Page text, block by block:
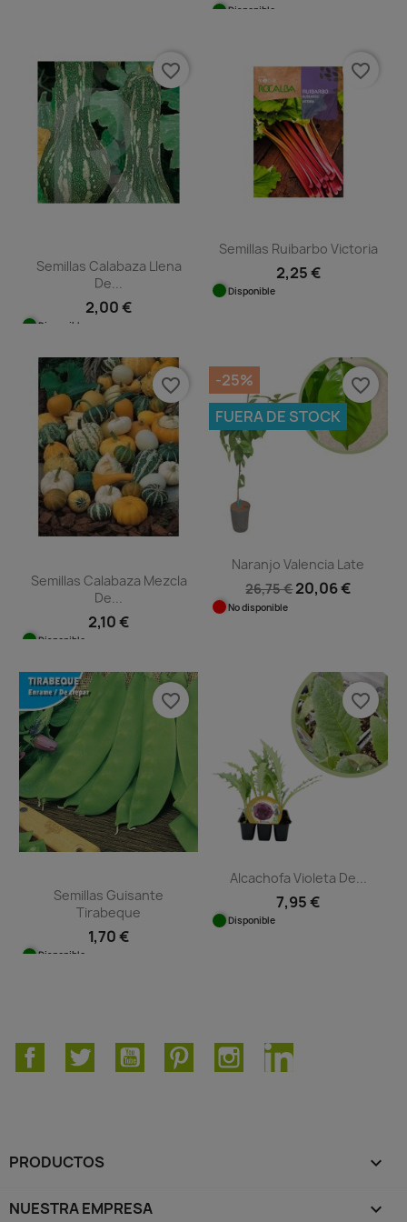
Disponible
Semillas Calabaza Llena
De...
2,00 €
Disponible
favorite_border
Semillas Ruibarbo Victoria
2,25 €
Disponible
favorite_border
Semillas Calabaza Mezcla
De...
2,10 €
Disponible
favorite_border
Naranjo Valencia Late
26,75 €20,06 €
No disponible
-25%
FUERA DE STOCK
favorite_border
Semillas Guisante
Tirabeque
1,70 €
Disponible
favorite_border
Alcachofa Violeta De...
7,95 €
Disponible
favorite_border
FacebookTwitter YouTube PinterestInstagramLinkedIn
PRODUCTOS 
NUESTRA EMPRESA 